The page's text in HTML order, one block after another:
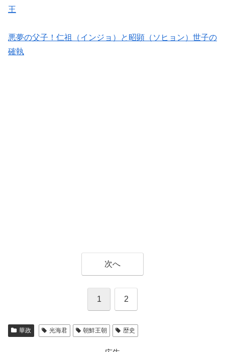
王
悪夢の父子！仁祖（インジョ）と昭顕（ソヒョン）世子の
確執
次へ
1 2
華政 光海君 朝鮮王朝 歴史